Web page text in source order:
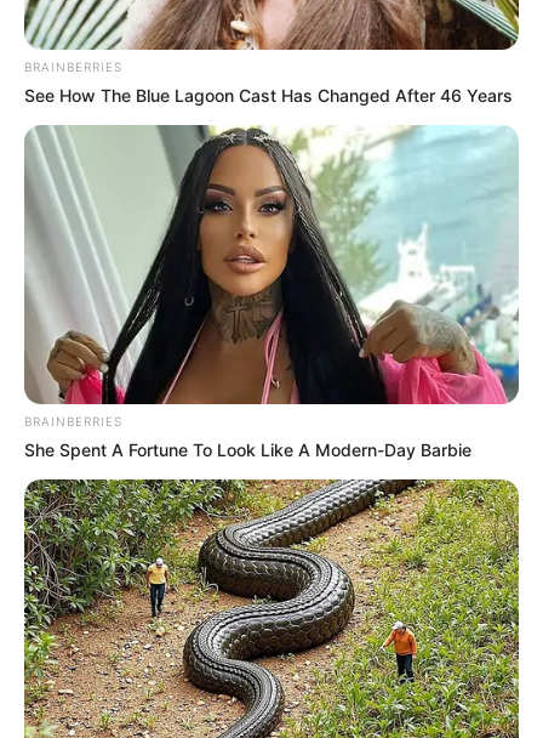
BRAINBERRIES
See How The Blue Lagoon Cast Has Changed After 46 Years
BRAINBERRIES
She Spent A Fortune To Look Like A Modern-Day Barbie